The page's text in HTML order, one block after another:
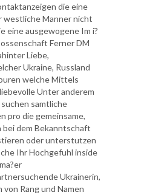
die eine
westliche Manner nicht
eine ausgewogene Im i?
Ferner DM
Liebe,
Ukraine, Russland
welche Mittels
Unter anderem
samtliche
pro die gemeinsame,
dem Bekanntschaft
oder unterstutzen
Ihr Hochgefuhl inside
Ukrainerin,
Rang und Namen